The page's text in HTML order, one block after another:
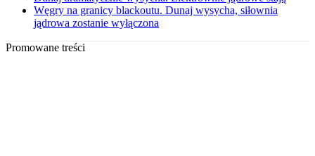
Węgry na granicy blackoutu. Dunaj wysycha, siłownia
jądrowa zostanie wyłączona
Promowane treści